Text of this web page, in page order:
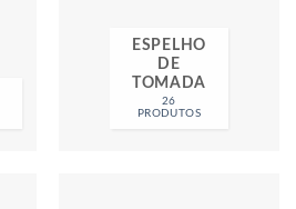
ESPELHO
DE
TOMADA
26
PRODUTOS